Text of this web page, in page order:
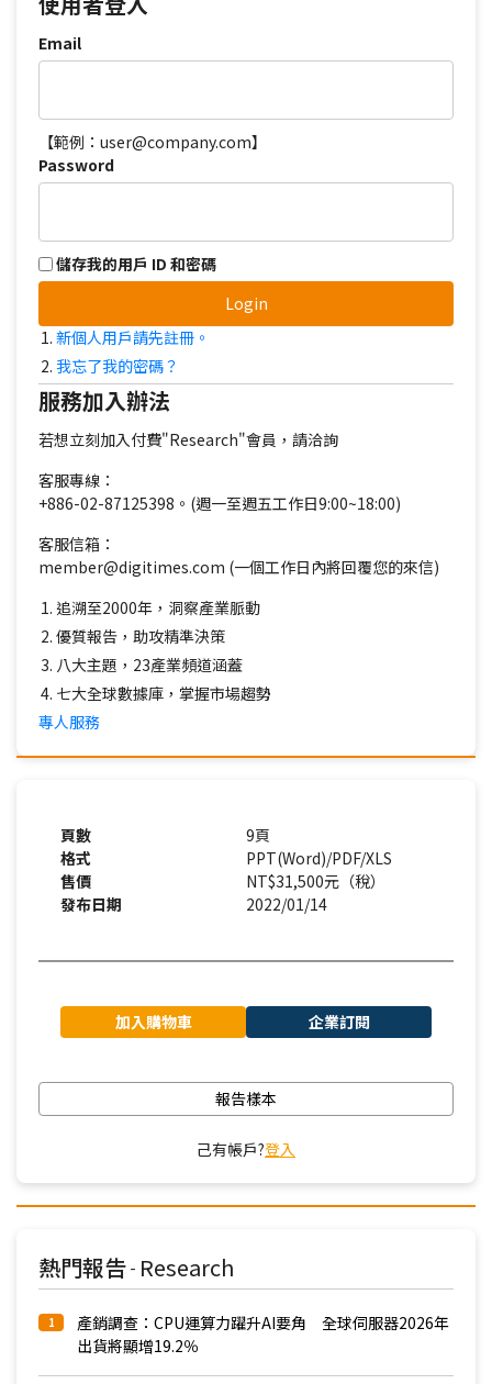
Email
【範例：user@company.com】
Password
儲存我的用戶 ID 和密碼
Login
新個人用戶請先註冊。
我忘了我的密碼？
服務加入辦法
若想立刻加入付費"Research"會員，請洽詢
客服專線：
+886-02-87125398。(週一至週五工作日9:00~18:00)
客服信箱：
member@digitimes.com (一個工作日內將回覆您的來信)
追溯至2000年，洞察產業脈動
優質報告，助攻精準決策
八大主題，23產業頻道涵蓋
七大全球數據庫，掌握市場趨勢
專人服務
頁數
9頁
格式
PPT(Word)/PDF/XLS
售價
NT$31,500元（稅）
發布日期
2022/01/14
加入購物車 企業訂閱
報告樣本
己有帳戶?登入
熱門報告 - Research
1
產銷調查：CPU運算力躍升AI要角 全球伺服器2026年
出貨將顯增19.2％